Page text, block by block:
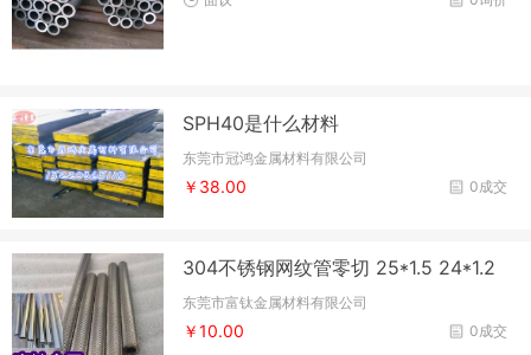
SPH40是什么材料
东莞市冠鸿金属材料有限公司
0成交
￥38.00
304不锈钢网纹管零切 25*1.5 24*1.2
东莞市富钛金属材料有限公司
0成交
￥10.00